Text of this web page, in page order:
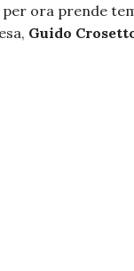
per ora prende
Guido